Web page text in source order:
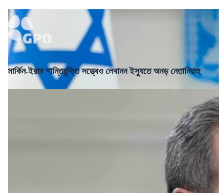
মার্কিন-ইরান শান্তিচুক্তি সত্ত্বেও লেবানন ইস্যুতে অনড় নেতানিয়াহু